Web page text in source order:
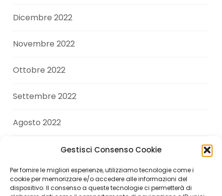
Gestisci Consenso Cookie
Per fornire le migliori esperienze, utilizziamo tecnologie come i
cookie per memorizzare e/o accedere alle informazioni del
dispositivo. Il consenso a queste tecnologie ci permetterà di
Dicembre 2022
Novembre 2022
Ottobre 2022
Settembre 2022
Agosto 2022
Giugno 2022